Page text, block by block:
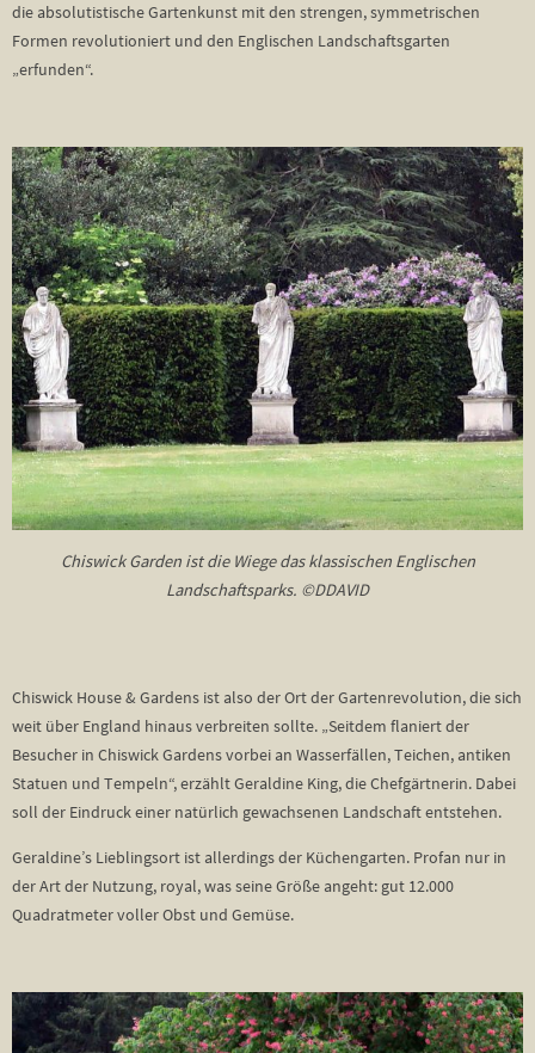
die absolutistische Gartenkunst mit den strengen, symmetrischen
Formen revolutioniert und den Englischen Landschaftsgarten
„erfunden“.
Chiswick Garden ist die Wiege das klassischen Englischen
Landschaftsparks. ©DDAVID
Chiswick House & Gardens ist also der Ort der Gartenrevolution, die sich
weit über England hinaus verbreiten sollte. „Seitdem flaniert der
Besucher in Chiswick Gardens vorbei an Wasserfällen, Teichen, antiken
Statuen und Tempeln“, erzählt Geraldine King, die Chefgärtnerin. Dabei
soll der Eindruck einer natürlich gewachsenen Landschaft entstehen.
Geraldine’s Lieblingsort ist allerdings der Küchengarten. Profan nur in
der Art der Nutzung, royal, was seine Größe angeht: gut 12.000
Quadratmeter voller Obst und Gemüse.